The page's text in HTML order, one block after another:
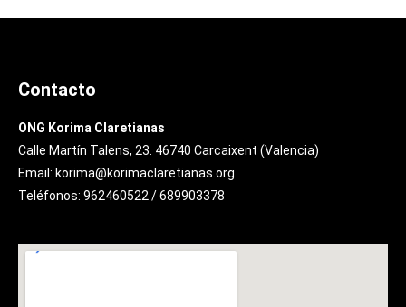
Contacto
ONG Korima Claretianas
Calle Martín Talens, 23. 46740 Carcaixent (Valencia)
Email: korima@korimaclaretianas.org
Teléfonos: 962460522 / 689903378